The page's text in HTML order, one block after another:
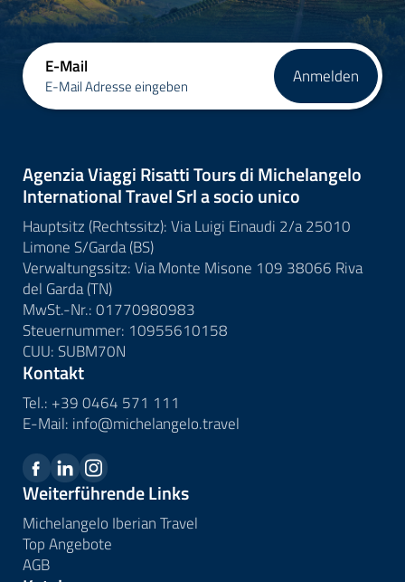
E-Mail
E-Mail Adresse eingeben Anmelden
Agenzia Viaggi Risatti Tours di Michelangelo
International Travel Srl a socio unico
Hauptsitz (Rechtssitz): Via Luigi Einaudi 2/a 25010
Limone S/Garda (BS)
Verwaltungssitz: Via Monte Misone 109 38066 Riva
del Garda (TN)
MwSt.-Nr.: 01770980983
Steuernummer: 10955610158
CUU: SUBM70N
Kontakt
Tel.: +39 0464 571 111
E-Mail: info@michelangelo.travel
Weiterführende Links
Michelangelo Iberian Travel
Top Angebote
AGB